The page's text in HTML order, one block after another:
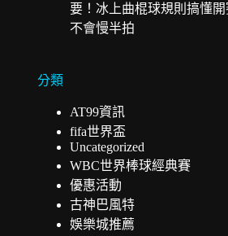
要！冰上曲棍球規則搞懂開
不會慢半拍
分類
AT99資訊
fifa世界盃
Uncategorized
WBC世界棒球經典賽
優惠活動
古神巴風特
娛樂城推薦